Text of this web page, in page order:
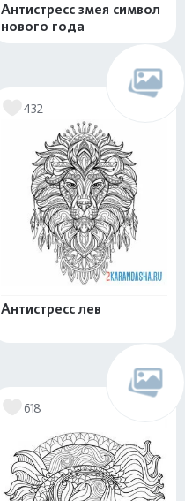
Антистресс змея символ
нового года
432
Антистресс лев
618